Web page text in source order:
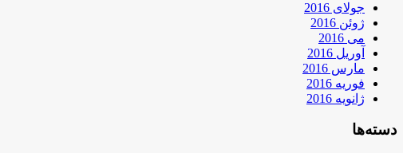
جولای 2016
ژوئن 2016
می 2016
آوریل 2016
مارس 2016
فوریه 2016
ژانویه 2016
دسته‌ها